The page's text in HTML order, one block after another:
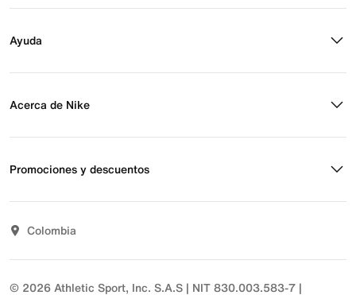
Regístrate para recibir correos
Ayuda
Preguntas frecuentes
Devoluciones
Comunicate con nosotros
Acerca de Nike
Noticias
Sostenibilidad
Promociones y descuentos
T&C actividades comerciales
Colombia
© 2026 Athletic Sport, Inc. S.A.S | NIT 830.003.583-7 |